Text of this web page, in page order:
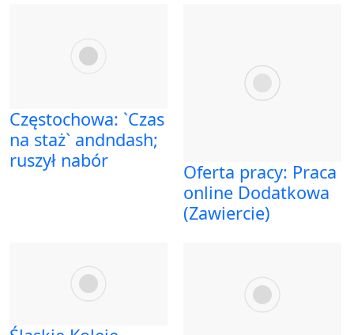
Częstochowa: `Czas
na staż` andndash;
ruszył nabór
Oferta pracy: Praca
online Dodatkowa
(Zawiercie)